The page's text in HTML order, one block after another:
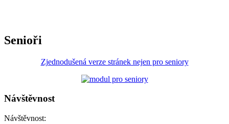
Senioři
Zjednodušená verze stránek nejen pro seniory
Návštěvnost
Návštěvnost: